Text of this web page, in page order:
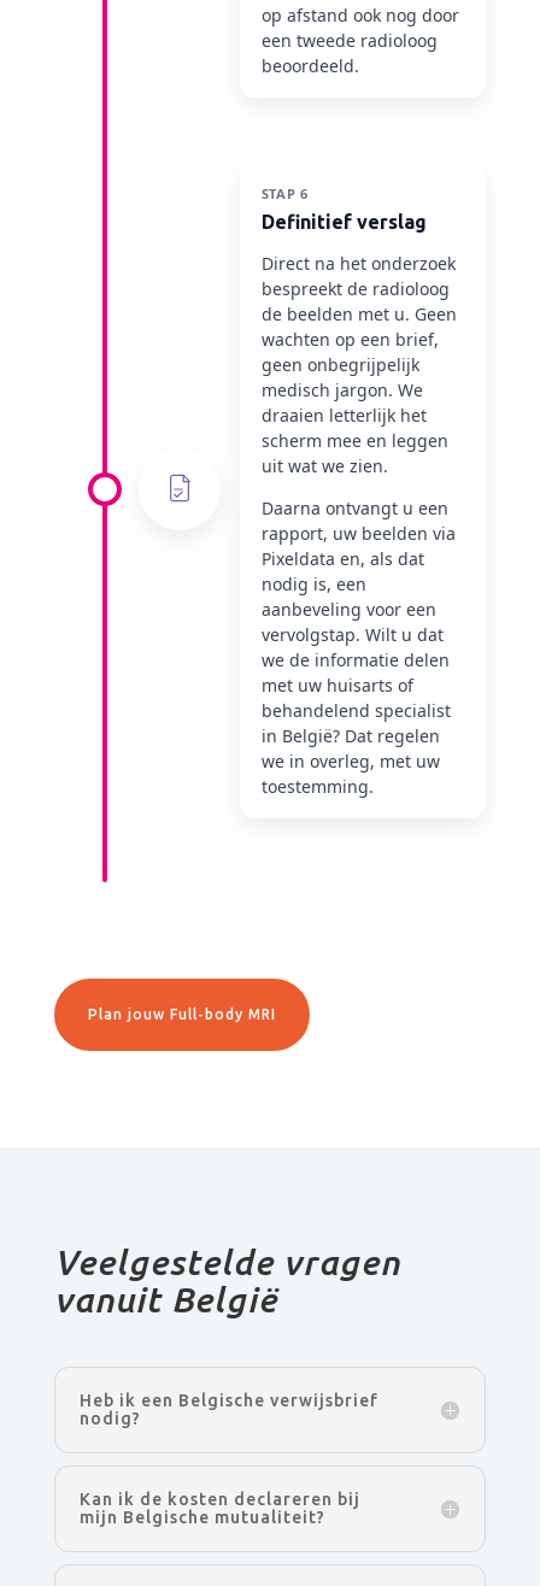
op afstand ook nog door
een tweede radioloog
beoordeeld.
STAP 6
Definitief verslag
Direct na het onderzoek
bespreekt de radioloog
de beelden met u. Geen
wachten op een brief,
geen onbegrijpelijk
medisch jargon. We
draaien letterlijk het
scherm mee en leggen
uit wat we zien.
Daarna ontvangt u een
rapport, uw beelden via
Pixeldata en, als dat
nodig is, een
aanbeveling voor een
vervolgstap. Wilt u dat
we de informatie delen
met uw huisarts of
behandelend specialist
in België? Dat regelen
we in overleg, met uw
toestemming.
Plan jouw Full-body MRI
Veelgestelde vragen
vanuit België
Heb ik een Belgische verwijsbrief
nodig?
Kan ik de kosten declareren bij
mijn Belgische mutualiteit?